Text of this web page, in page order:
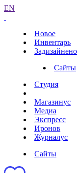
EN
Новое
Инвентарь
Задизайнено
Сайты
Студия
Магазинус
Медиа
Экспресс
Иронов
Журналус
Сайты